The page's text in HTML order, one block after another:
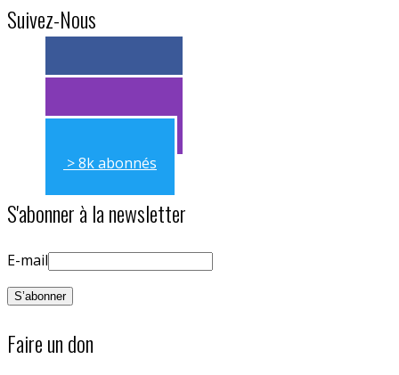
Suivez-Nous
> 11k abonnés
> 11k abonnés
> 8k abonnés
S'abonner à la newsletter
E-mail
Faire un don